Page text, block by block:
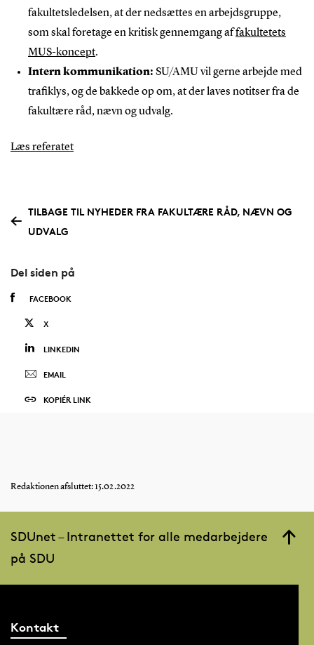
fakultetsledelsen, at der nedsættes en arbejdsgruppe,
som skal foretage en kritisk gennemgang affakultetets
MUS-koncept.
Intern kommunikation: SU/AMU vil gerne arbejde med
trafiklys, og de bakkede op om, at der laves notitser fra de
fakultære råd, nævn og udvalg.
Læs referatet
TILBAGE TIL NYHEDER FRA FAKULTÆRE RÅD, NÆVN OG
UDVALG
Del siden på
FACEBOOK
X
LINKEDIN
EMAIL
KOPIÉR LINK
Redaktionen afsluttet: 15.02.2022
SDUnet – Intranettet for alle medarbejdere
på SDU
Kontakt